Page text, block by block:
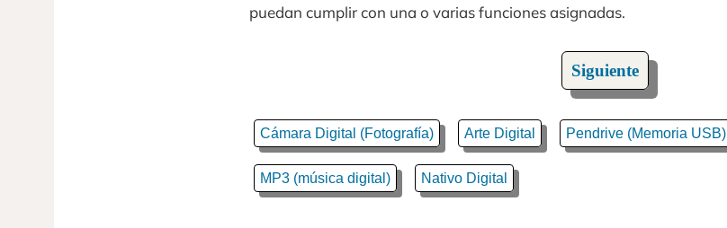
puedan cumplir con una o varias funciones asignadas.
Siguiente
Cámara Digital (Fotografía) Arte Digital Pendrive (Memoria USB)
MP3 (música digital) Nativo Digital